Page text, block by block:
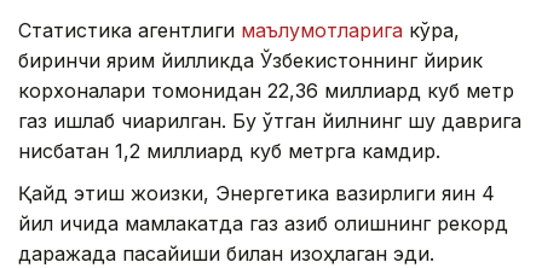
Статистика агентлиги маълумотларига кўра,
биринчи ярим йилликда Ўзбекистоннинг йирик
корхоналари томонидан 22,36 миллиард куб метр
газ ишлаб чиқарилган. Бу ўтган йилнинг шу даврига
нисбатан 1,2 миллиард куб метрга камдир.
Қайд этиш жоизки, Энергетика вазирлиги яқин 4
йил ичида мамлакатда газ қазиб олишнинг рекорд
даражада пасайиши билан изоҳлаган эди.